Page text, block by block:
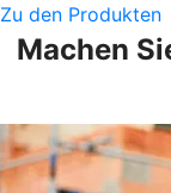
Zu den Produkten
Machen